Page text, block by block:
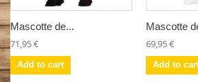
Mascotte de...
71,95 €
Add to cart
Mascotte
69,95 €
Add to